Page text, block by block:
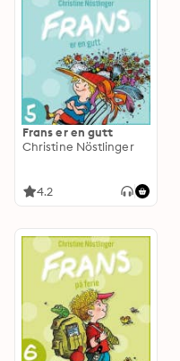
Frans er en gutt
Christine Nöstlinger
4.2